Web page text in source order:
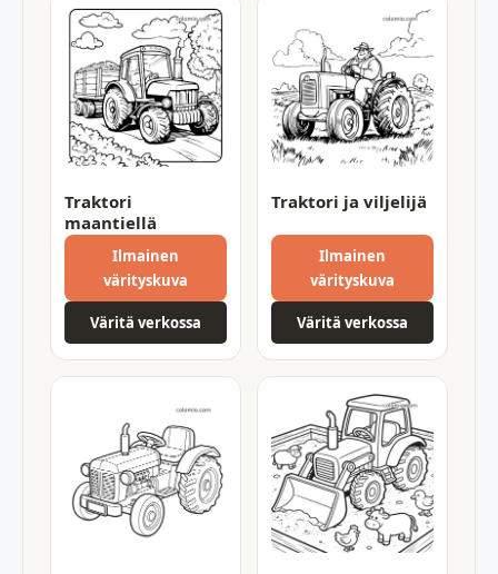
Traktori
maantiellä
Ilmainen
värityskuva
Väritä verkossa
Traktori ja viljelijä
Ilmainen
värityskuva
Väritä verkossa